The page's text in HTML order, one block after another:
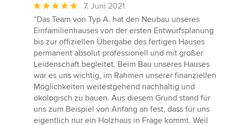
Durchschnittliche
Bewertung:
5
von
5
Sternen
7. Juni 2021
“Das Team von Typ A. hat den Neubau unseres
Einfamilienhauses von der ersten Entwurfsplanung
bis zur offiziellen Übergabe des fertigen Hauses
permanent absolut professionell und mit großer
Leidenschaft begleitet. Beim Bau unseres Hauses
war es uns wichtig, im Rahmen unserer finanziellen
Möglichkeiten weitestgehend nachhaltig und
ökologisch zu bauen. Aus diesem Grund stand für
uns zum Beispiel von Anfang an fest, dass für uns
eigentlich nur ein Holzhaus in Frage kommt. Weil